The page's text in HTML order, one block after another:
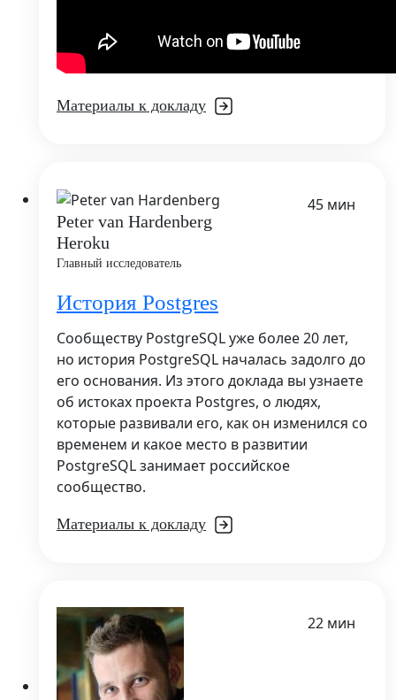
Материалы к докладу
Peter van Hardenberg
Heroku
Главный исследователь
45 мин
История Postgres
Сообществу PostgreSQL уже более 20 лет,
но история PostgreSQL началась задолго до
его основания. Из этого доклада вы узнаете
об истоках проекта Postgres, о людях,
которые развивали его, как он изменился со
временем и какое место в развитии
PostgreSQL занимает российское
сообщество.
Материалы к докладу
22 мин